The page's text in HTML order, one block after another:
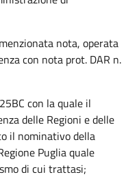
nota, operata
con nota prot. DAR n.
con la quale il
delle Regioni e delle
il nominativo della
Puglia quale
di cui trattasi;